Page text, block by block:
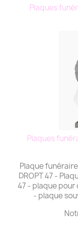
Plaques
Plaques
Plaque
DROPT 47 -
47 - plaque pour
- plaque